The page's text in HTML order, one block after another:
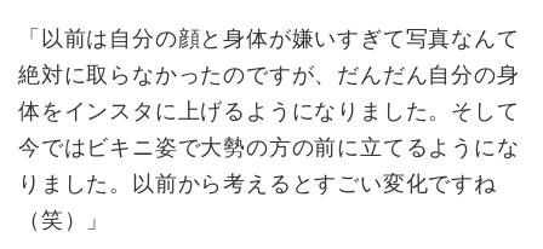
「以前は自分の顔と身体が嫌いすぎて写真なんて
絶対に取らなかったのですが、だんだん自分の身
体をインスタに上げるようになりました。そして
今ではビキニ姿で大勢の方の前に立てるようにな
りました。以前から考えるとすごい変化ですね
（笑）」